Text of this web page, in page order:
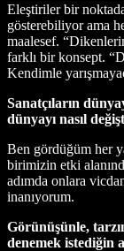
Eleştiriler bir
gösterebiliyor ama
maalesef.
farklı bir konsept.
Kendimle
Sanatçıların
dünyayı nasıl
Ben gördüğüm her
birimizin etki
adımda onlara
inanıyorum.
Görünüşünle,
denemek istediğin